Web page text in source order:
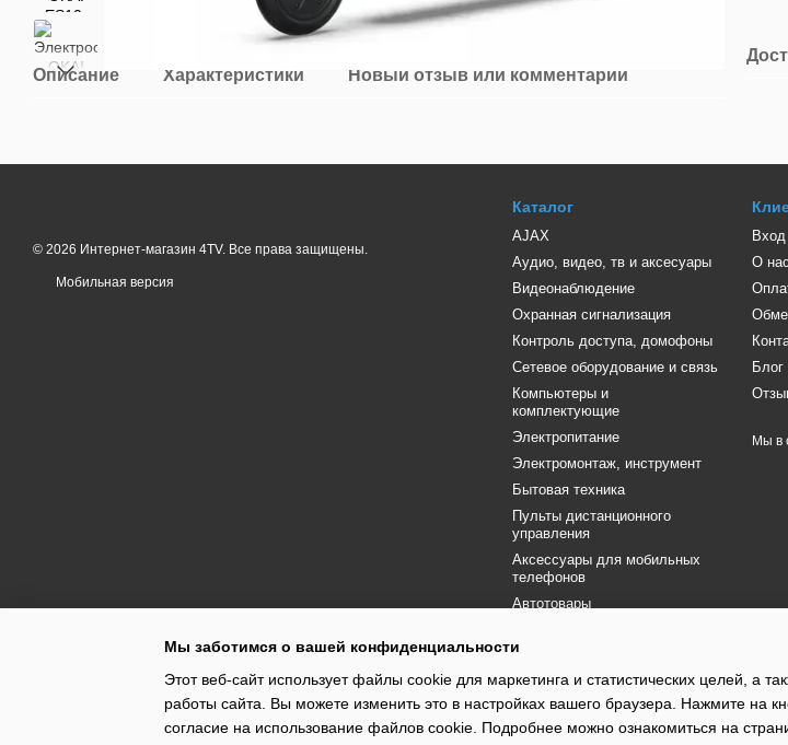
Описание Характеристики Новый отзыв или комментарий
© 2026 Интернет-магазин 4TV. Все права защищены.
Мобильная версия
Каталог
AJAX
Аудио, видео, тв и аксесуары
Видеонаблюдение
Охранная сигнализация
Контроль доступа, домофоны
Сетевое оборудование и связь
Компьютеры и
комплектующие
Электропитание
Электромонтаж, инструмент
Бытовая техника
Пульты дистанционного
управления
Аксессуары для мобильных
телефонов
Автотовары
Электротранспорт
Распродажа
О нас
Блог
Мы в
Мы заботимся о вашей конфиденциальности
Этот веб-сайт использует файлы cookie для маркетинга и статистических целей, а
работы сайта. Вы можете изменить это в настройках вашего браузера. Нажмите на
согласие на использование файлов cookie. Подробнее можно ознакомиться на